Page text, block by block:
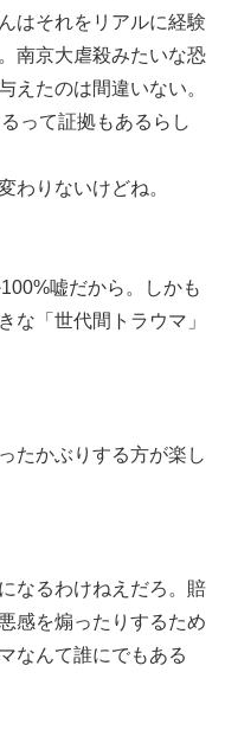
はそれをリアルに経験
南京大虐殺みたいな恐
えたのは間違いない。
って証拠もあるらし
わりないけどね。
嘘だから。しかも
な「世代間トラウマ」
たかぶりする方が楽し
なるわけねえだろ。賠
感を煽ったりするため
なんて誰にでもある